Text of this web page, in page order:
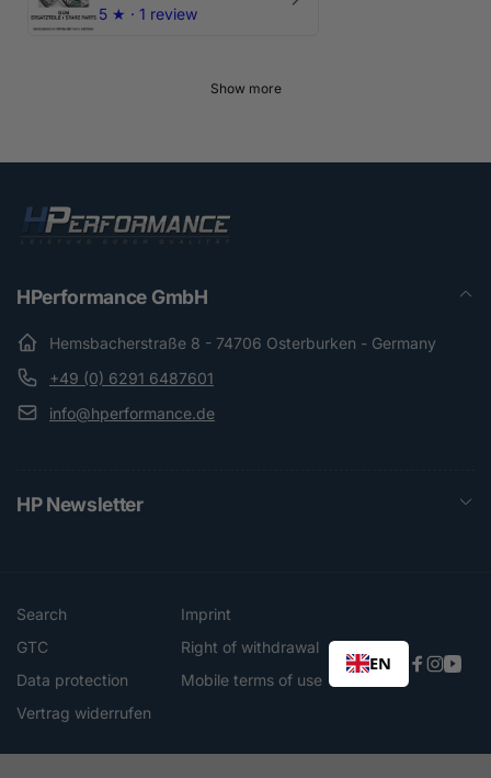
5 ★ · 1 review
Show more
HPerformance GmbH
Hemsbacherstraße 8 - 74706 Osterburken - Germany
+49 (0) 6291 6487601
info@hperformance.de
HP Newsletter
Search
Imprint
GTC
Right of withdrawal
Data protection
Mobile terms of use
Vertrag widerrufen
EN